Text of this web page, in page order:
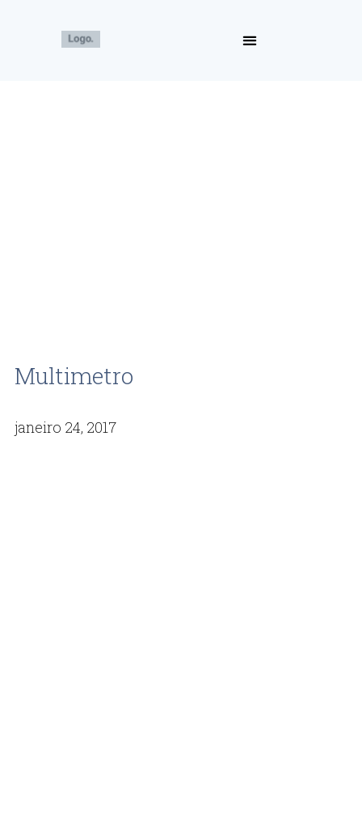
Multimetro
janeiro 24, 2017